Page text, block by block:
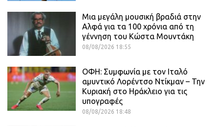
Μια μεγάλη μουσική βραδιά στην
Αλφά για τα 100 χρόνια από τη
γέννηση του Κώστα Μουντάκη
08/08/2026 18:55
ΟΦΗ: Συμφωνία με τον Ιταλό
αμυντικό Λορέντσο Ντίκμαν – Την
Κυριακή στο Ηράκλειο για τις
υπογραφές
08/08/2026 18:48